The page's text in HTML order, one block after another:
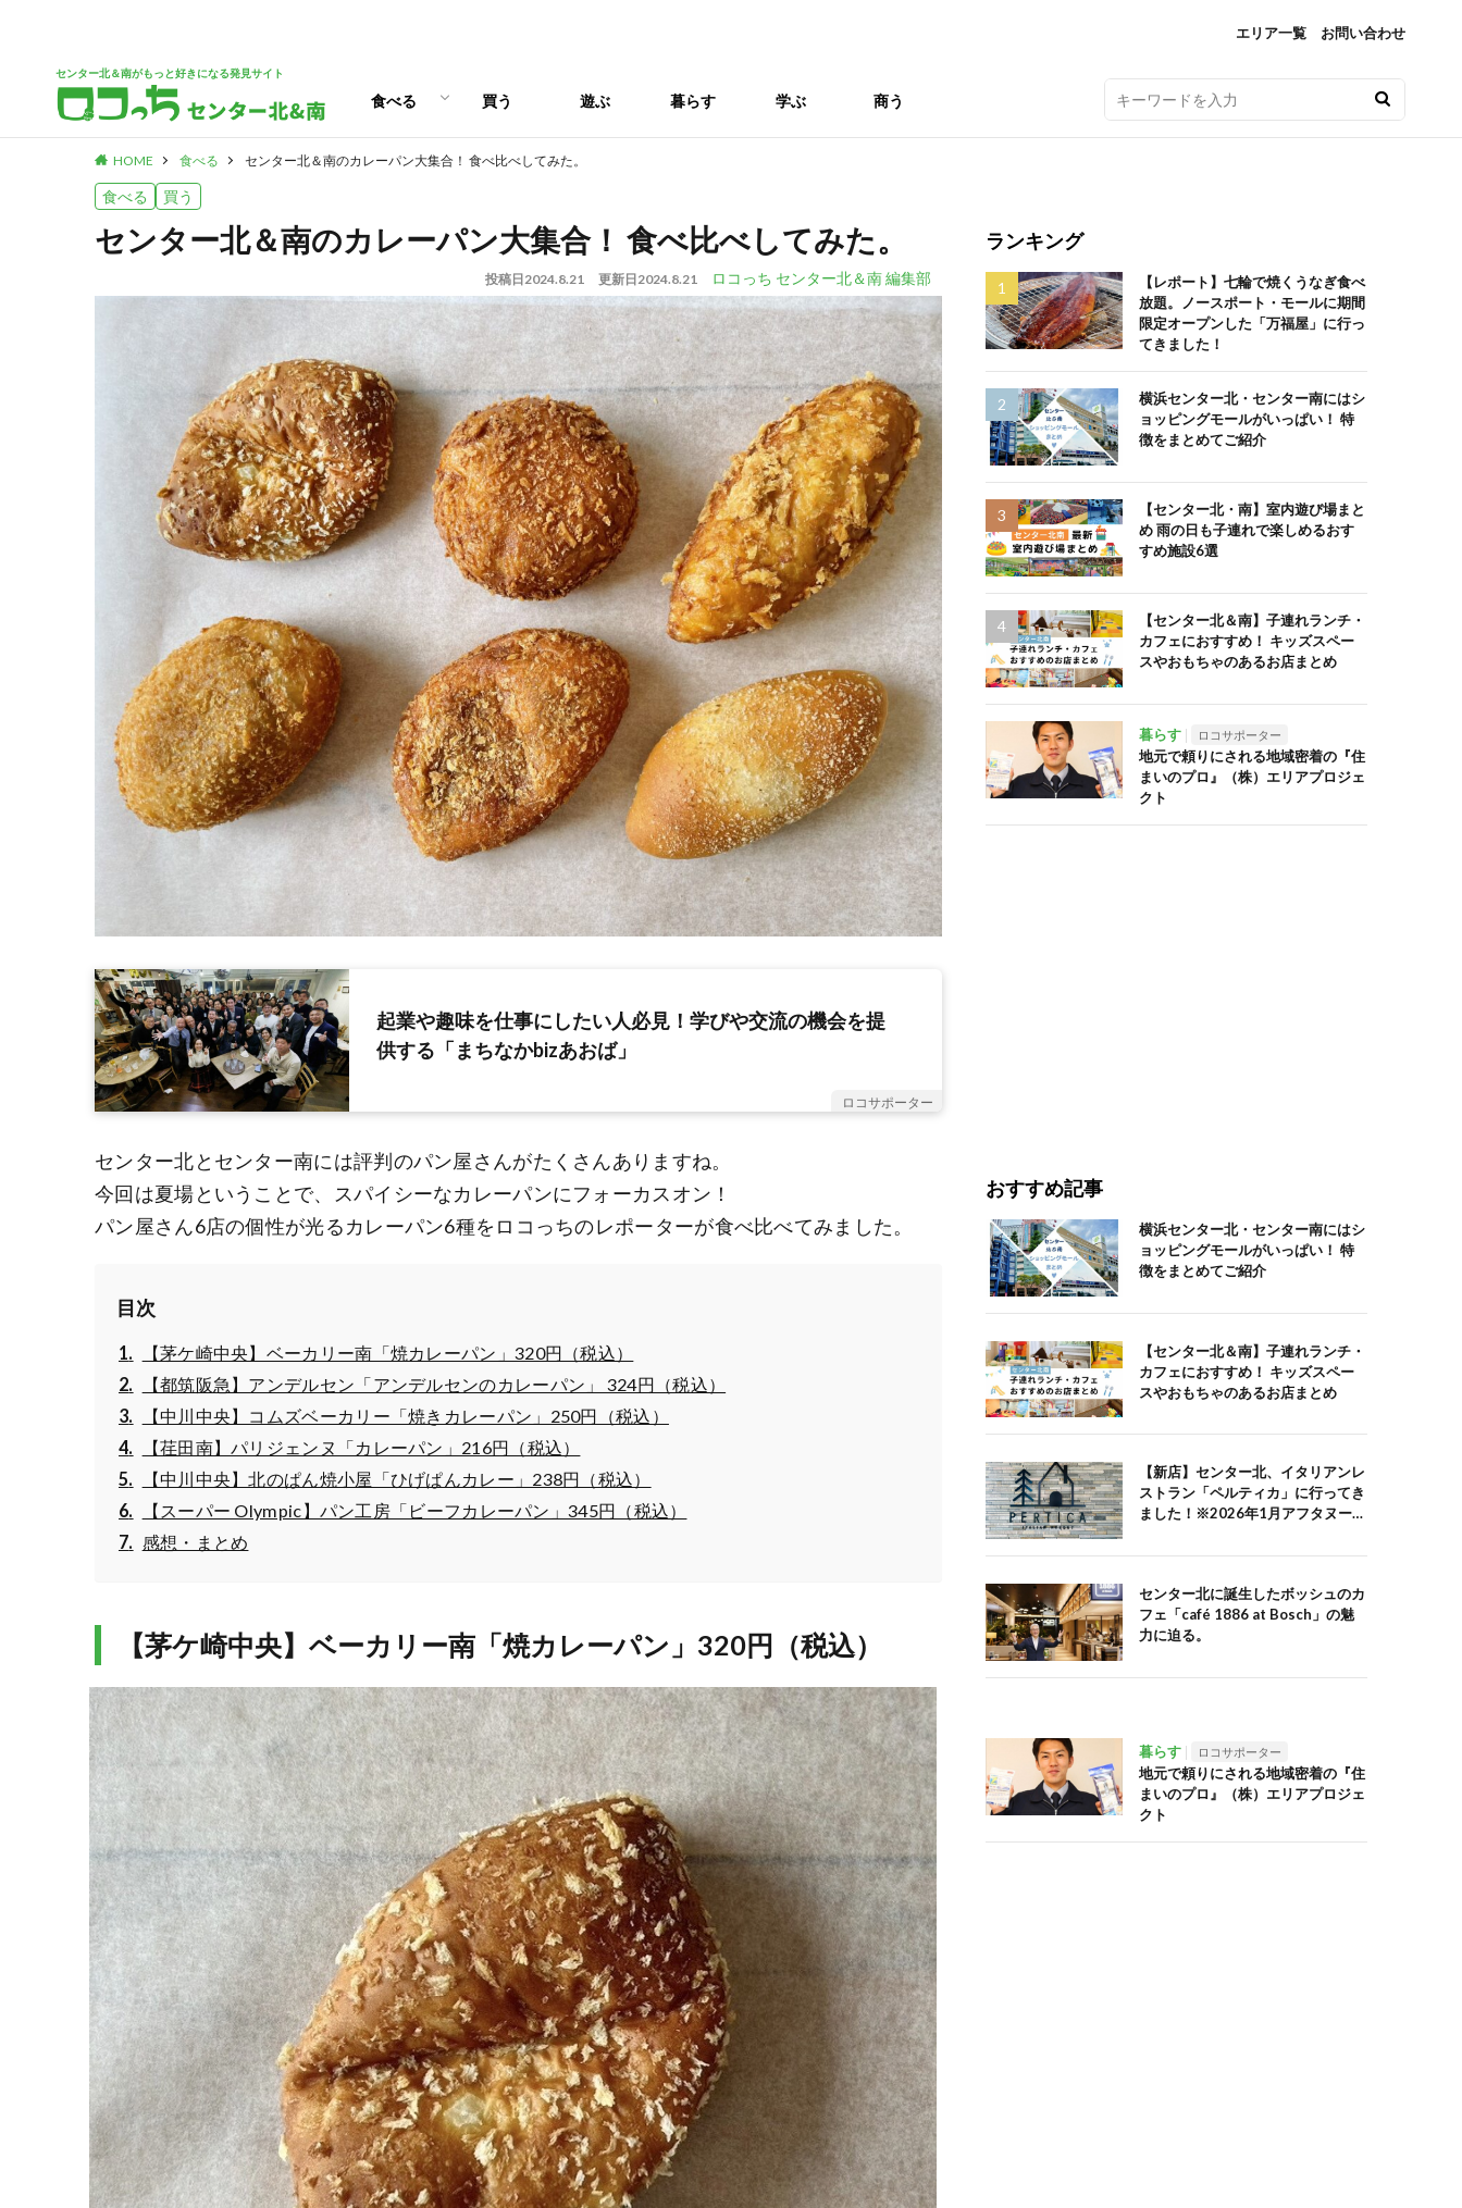
エリア一覧 お問い合わせ
センター北＆南がもっと好きになる発見サイト
食べる
パン
スイーツ
ランチ
カフェ
買う 遊ぶ 暮らす 学ぶ 商う
HOME 食べる センター北＆南のカレーパン大集合！ 食べ比べしてみた。
食べる 買う
センター北＆南のカレーパン大集合！ 食べ比べしてみた。
投稿日2024.8.21 更新日2024.8.21 ロコっち センター北＆南 編集部
起業や趣味を仕事にしたい人必見！学びや交流の機会を提
供する「まちなかbizあおば」
ロコサポーター
センター北とセンター南には評判のパン屋さんがたくさんありますね。
今回は夏場ということで、スパイシーなカレーパンにフォーカスオン！
パン屋さん6店の個性が光るカレーパン6種をロコっちのレポーターが食べ比べてみました。
目次
【茅ケ崎中央】ベーカリー南「焼カレーパン」320円（税込）
【都筑阪急】アンデルセン「アンデルセンのカレーパン」 324円（税込）
【中川中央】コムズベーカリー「焼きカレーパン」250円（税込）
【荏田南】パリジェンヌ「カレーパン」216円（税込）
【中川中央】北のぱん焼小屋「ひげぱんカレー」238円（税込）
【スーパー Olympic】パン工房「ビーフカレーパン」345円（税込）
感想・まとめ
【茅ケ崎中央】ベーカリー南「焼カレーパン」320円（税込）
ランキング
【レポート】七輪で焼くうなぎ食べ
放題。ノースポート・モールに期間
限定オープンした「万福屋」に行っ
てきました！
横浜センター北・センター南にはシ
ョッピングモールがいっぱい！ 特
徴をまとめてご紹介
【センター北・南】室内遊び場まと
め 雨の日も子連れで楽しめるおす
すめ施設6選
【センター北＆南】子連れランチ・
カフェにおすすめ！ キッズスペー
スやおもちゃのあるお店まとめ
暮らす ロコサポーター
地元で頼りにされる地域密着の『住
まいのプロ』（株）エリアプロジェ
クト
おすすめ記事
横浜センター北・センター南にはシ
ョッピングモールがいっぱい！ 特
徴をまとめてご紹介
【センター北＆南】子連れランチ・
カフェにおすすめ！ キッズスペー
スやおもちゃのあるお店まとめ
【新店】センター北、イタリアンレ
ストラン「ペルティカ」に行ってき
ました！※2026年1月アフタヌーン
センター北に誕生したボッシュのカ
フェ「café 1886 at Bosch」の魅
力に迫る。
暮らす ロコサポーター
地元で頼りにされる地域密着の『住
まいのプロ』（株）エリアプロジェ
クト